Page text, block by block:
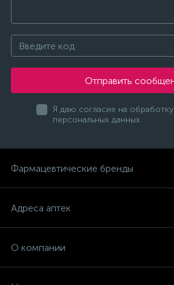
Отправить
Я даю согласие на
персональных данных
Фармацевтические бренды
Адреса аптек
О компании